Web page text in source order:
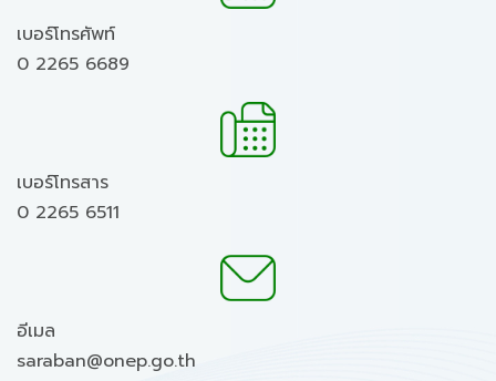
เบอร์โทรศัพท์
0 2265 6689
เบอร์โทรสาร
0 2265 6511
อีเมล
saraban@onep.go.th